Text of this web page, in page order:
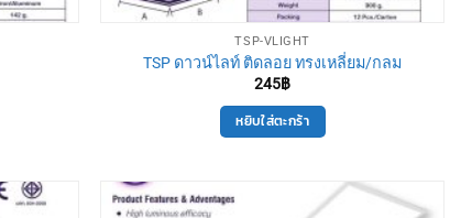
TSP-VLIGHT
TSP ดาวน์ไลท์ ติดลอย ทรงเหลี่ยม/กลม
245฿
หยิบใส่ตะกร้า